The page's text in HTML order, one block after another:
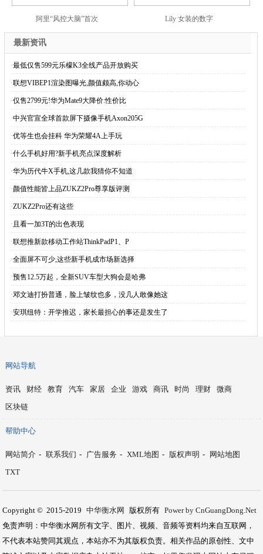
阿里“风控大脑”首次 Lily 女装的数字
最新资讯
·最低仅售599元乐檬K3全线产品开放购买
·联想VIBEP1渲染图曝光,颜值颇高,你动心
·仅售2799元!华为Mate9大降价:性价比
·中兴官宣全球首款屏下摄像手机Axon205G
·优等生也会挂科 华为荣耀4A上手玩
·什么手机好用?新手机亮点深度解析
·华为历代牛X手机,这几款我猜你不知道
·颜值性能皆上品ZUKZ2Pro尊享版评测
·ZUKZ2Pro还有这些
· 且看一加3T的出色表现
·联想推新款移动工作站ThinkPadP1、P
·全面屏不可少,这些新手机成市场新选择
·预售12.5万起，全新SUV车型大狗会是哈弗
·邓文迪打扮普通，脸上皱纹也多，没几人敢像她这
·安琪纽特：开学推迟，家长最担心的事还是发生了
网站导航
资讯 财经 教育 汽车 家居 企业 游戏 商讯 时尚 理财
微商
区块链
帮助中心
网站简介 - 联系我们 - 广告服务 - XML地图 - 版权声明 -
网站地图
TXT
Copyright © 2015-2019 中华衡水网 版权所有 Power by CnGuangDong.Net
免责声明：中华衡水网所有文字、图片、视频、音频等资料均来自互联网，
不代表本站赞同其观点，本站亦不为其版权负责。相关作品的原创性、文中